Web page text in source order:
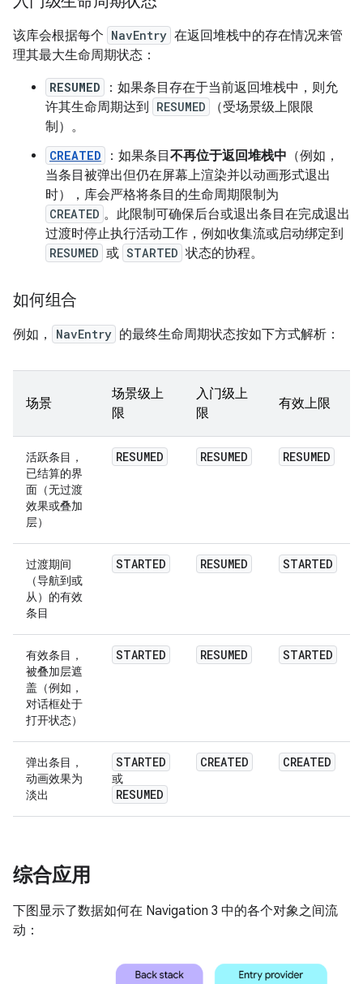
该库会根据每个 NavEntry 在返回堆栈中的存在情况来管
理其最大生命周期状态：
RESUMED
：如果条目存在于当前返回堆栈中，则允
许其生命周期达到 RESUMED
（受场景级上限限
制）。
CREATED ：如果条目不再位于返回堆栈中 （例如，
当条目被弹出但仍在屏幕上渲染并以动画形式退出
时），库会严格将条目的生命周期限制为
CREATED 。此限制可确保后台或退出条目在完成退出
过渡时停止执行活动工作，例如收集流或启动绑定到
RESUMED 或 STARTED 状态的协程。
如何组合
例如， NavEntry 的最终生命周期状态按如下方式解析：
场景
场景级上
限
入门级上
限
有效上限
活跃条目，
已结算的界
面 （无过渡
效果或叠加
层）
RESUMED RESUMED RESUMED
过渡期间
（导航到或
从）的有效
条目
STARTED RESUMED STARTED
有效条目，
被叠加层遮
盖 （例如，
对话框处于
打开状态）
STARTED RESUMED STARTED
弹出条目，
动画效果为
淡出
STARTED
或
RESUMED
CREATED CREATED
综合应用
下图显示了数据如何在 Navigation 3 中的各个对象之间流
动：